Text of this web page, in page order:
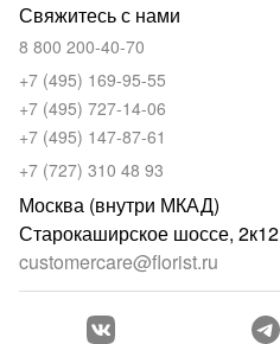
Свяжитесь с нами
8 800 200-40-70
+7 (495) 169-95-55
+7 (495) 727-14-06
+7 (495) 147-87-61
+7 (727) 310 48 93
Москва (внутри МКАД)
Старокаширское шоссе, 2к12
customercare@florist.ru